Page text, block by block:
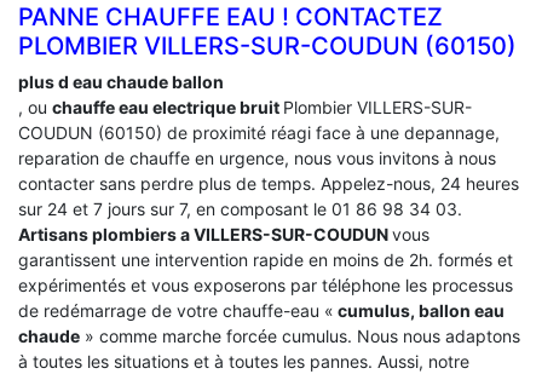
PANNE CHAUFFE EAU ! CONTACTEZ
PLOMBIER VILLERS-SUR-COUDUN (60150)
plus d eau chaude ballon
, ou chauffe eau electrique bruit Plombier VILLERS-SUR-
COUDUN (60150) de proximité réagi face à une depannage,
reparation de chauffe en urgence, nous vous invitons à nous
contacter sans perdre plus de temps. Appelez-nous, 24 heures
sur 24 et 7 jours sur 7, en composant le 01 86 98 34 03.
Artisans plombiers a VILLERS-SUR-COUDUNvous
garantissent une intervention rapide en moins de 2h. formés et
expérimentés et vous exposerons par téléphone les processus
de redémarrage de votre chauffe-eau « cumulus, ballon eau
chaude » comme marche forcée cumulus. Nous nous adaptons
à toutes les situations et à toutes les pannes. Aussi, notre